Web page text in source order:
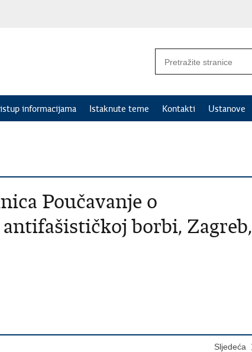
informacijama Istaknute teme Kontakti Ustanove
Poučavanje o
borbi, Zagreb,
Sljedeća